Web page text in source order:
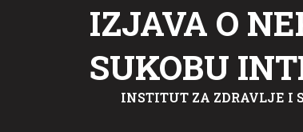
IZJAVA O
SUKOBU
INSTITUT ZA ZDRAVLJE I